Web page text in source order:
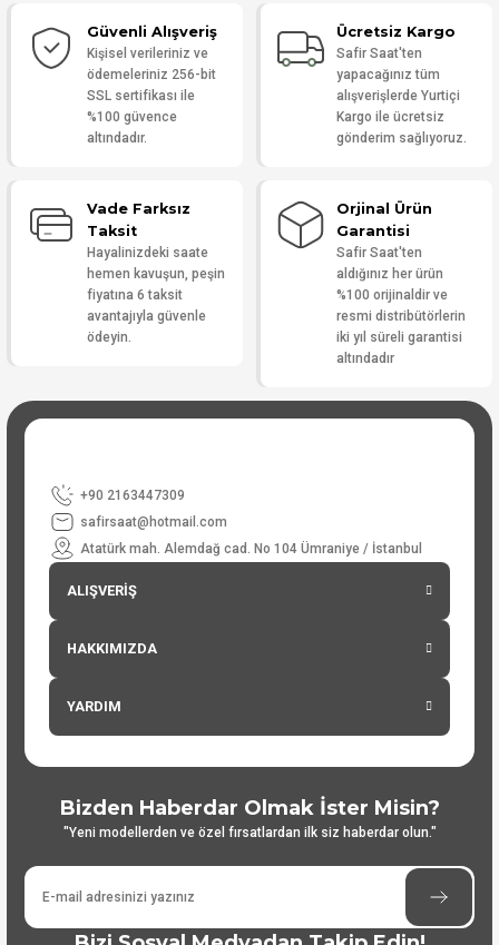
Yorum Yaz
Güvenli Alışveriş
Kişisel verileriniz ve
ödemeleriniz 256-bit
SSL sertifikası ile
%100 güvence
altındadır.
Ücretsiz Kargo
Safir Saat'ten
yapacağınız tüm
alışverişlerde Yurtiçi
Kargo ile ücretsiz
gönderim sağlıyoruz.
Vade Farksız
Taksit
Hayalinizdeki saate
hemen kavuşun, peşin
fiyatına 6 taksit
avantajıyla güvenle
ödeyin.
Orjinal Ürün
Garantisi
Safir Saat'ten
aldığınız her ürün
%100 orijinaldir ve
resmi distribütörlerin
iki yıl süreli garantisi
altındadır
+90 2163447309
safirsaat@hotmail.com
Atatürk mah. Alemdağ cad. No 104 Ümraniye / İstanbul
ALIŞVERİŞ
HAKKIMIZDA
YARDIM
Bizden Haberdar Olmak İster Misin?
"Yeni modellerden ve özel fırsatlardan ilk siz haberdar olun."